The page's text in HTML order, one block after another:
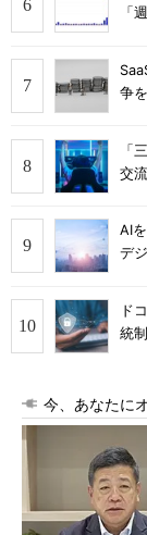
「
争
「
交
AI
デ
ド
統
今、あなたに